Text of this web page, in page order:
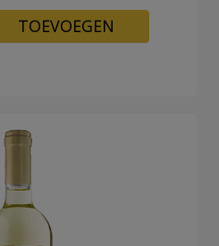
TOEVOEGEN